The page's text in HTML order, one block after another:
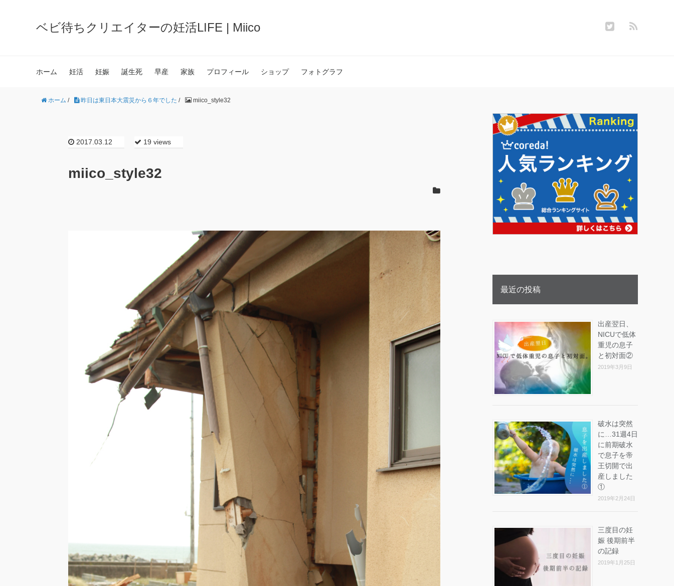
ベビ待ちクリエイターの妊活LIFE | Miico
ホーム 妊活 妊娠 誕生死 早産 家族 プロフィール ショップ フォトグラフ
ホーム / 昨日は東日本大震災から６年でした / miico_style32
2017.03.12 19 views
miico_style32
最近の投稿
出産翌日、
NICUで低体
重児の息子
と初対面②
2019年3月9日
破水は突然
に…31週4日
に前期破水
で息子を帝
王切開で出
産しました
①
2019年2月24日
三度目の妊
娠 後期前半
の記録
2019年1月25日